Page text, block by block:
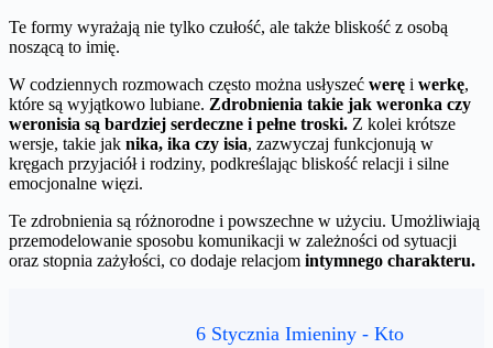
Te formy wyrażają nie tylko czułość, ale także bliskość z osobą
noszącą to imię.
W codziennych rozmowach często można usłyszeć werę i werkę,
które są wyjątkowo lubiane. Zdrobnienia takie jak weronka czy
weronisia są bardziej serdeczne i pełne troski. Z kolei krótsze
wersje, takie jak nika, ika czy isia, zazwyczaj funkcjonują w
kręgach przyjaciół i rodziny, podkreślając bliskość relacji i silne
emocjonalne więzi.
Te zdrobnienia są różnorodne i powszechne w użyciu. Umożliwiają
przemodelowanie sposobu komunikacji w zależności od sytuacji
oraz stopnia zażyłości, co dodaje relacjom intymnego charakteru.
6 Stycznia Imieniny - Kto